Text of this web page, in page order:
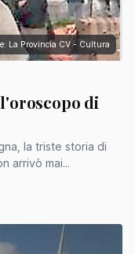
La Provincia CV - Cultura
di
la triste storia di
arrivò mai...